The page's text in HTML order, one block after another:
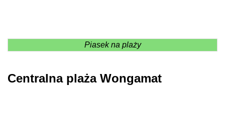
Piasek na plaży
Centralna plaża Wongamat